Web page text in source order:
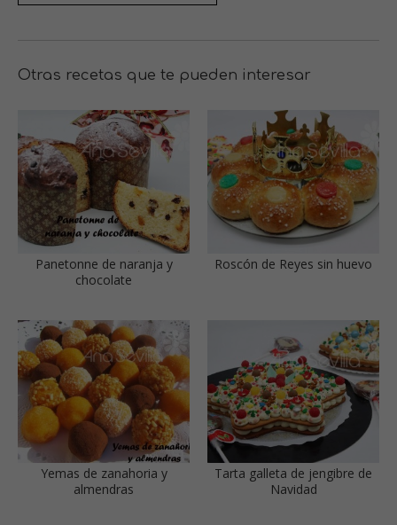
Otras recetas que te pueden interesar
Panetonne de naranja y
chocolate
Roscón de Reyes sin huevo
Yemas de zanahoria y
almendras
Tarta galleta de jengibre de
Navidad